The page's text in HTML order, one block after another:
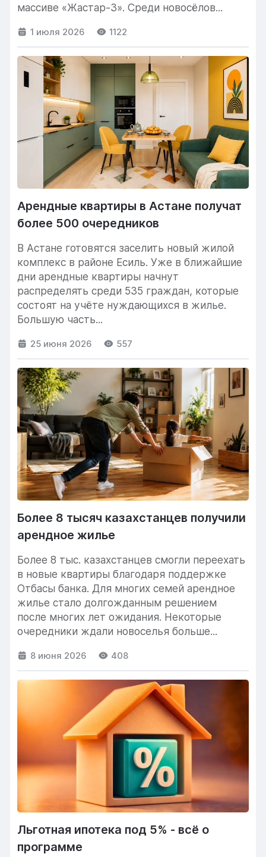
массиве «Жастар-3». Среди новосёлов...
1 июля 2026 1122
Арендные квартиры в Астане получат
более 500 очередников
В Астане готовятся заселить новый жилой
комплекс в районе Есиль. Уже в ближайшие
дни арендные квартиры начнут
распределять среди 535 граждан, которые
состоят на учёте нуждающихся в жилье.
Большую часть...
25 июня 2026 557
Более 8 тысяч казахстанцев получили
арендное жилье
Более 8 тыс. казахстанцев смогли переехать
в новые квартиры благодаря поддержке
Отбасы банка. Для многих семей арендное
жилье стало долгожданным решением
после многих лет ожидания. Некоторые
очередники ждали новоселья больше...
8 июня 2026 408
Льготная ипотека под 5% - всё о
программе